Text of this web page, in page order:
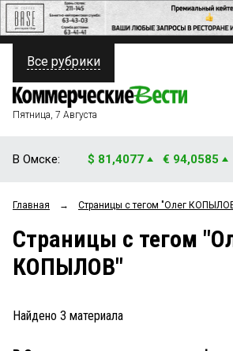
ПОЛИТИКА
ФИНАНСЫ
ОБЩЕСТВО
ЗАКОН
ПРОИСШЕСТВИЯ
Все рубрики
Пятница, 7 Августа
В Омске: $ 81,4077 € 94,0585
Главная → Страницы c тегом "Олег
Страницы c тегом
КОПЫЛОВ"
Найдено 3 материала